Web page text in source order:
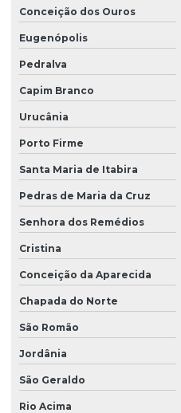
Conceição dos Ouros
Eugenópolis
Pedralva
Capim Branco
Urucânia
Porto Firme
Santa Maria de Itabira
Pedras de Maria da Cruz
Senhora dos Remédios
Cristina
Conceição da Aparecida
Chapada do Norte
São Romão
Jordânia
São Geraldo
Rio Acima